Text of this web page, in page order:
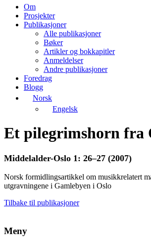
Om
Prosjekter
Publikasjoner
Alle publikasjoner
Bøker
Artikler og bokkapitler
Anmeldelser
Andre publikasjoner
Foredrag
Blogg
Norsk
Engelsk
Et pilegrimshorn fra
Middelalder-Oslo 1: 26–27 (2007)
Norsk formidlingsartikkel om musikkrelatert
utgravningene i Gamlebyen i Oslo
Tilbake til publikasjoner
Meny